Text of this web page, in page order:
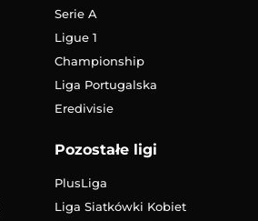
Serie A
Ligue 1
Championship
Liga Portugalska
Eredivisie
Pozostałe ligi
PlusLiga
Liga Siatkówki Kobiet